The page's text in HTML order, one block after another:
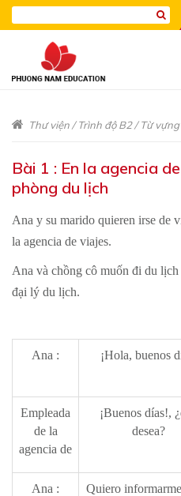
Thư viện/Trình độ B2/Từ vựng
Bài 1 : En la agencia
phòng du lịch
Ana y su marido quieren irse de
la agencia de viajes.
Ana và chồng cô muốn đi du
đại lý du lịch.
Ana : ¡Hola, buenos
Empleada
de la
agencia de
¡Buenos días!,
desea?
Ana :
Quiero